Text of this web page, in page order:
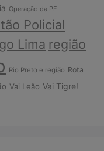
Operação da PF
Policial
Lima região
Rio Preto e região Rota
Vai Leão Vai Tigre!